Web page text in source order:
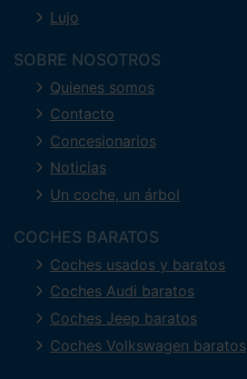
Lujo
SOBRE NOSOTROS
Quienes somos
Contacto
Concesionarios
Noticias
Un coche, un árbol
COCHES BARATOS
Coches usados y baratos
Coches Audi baratos
Coches Jeep baratos
Coches Volkswagen baratos